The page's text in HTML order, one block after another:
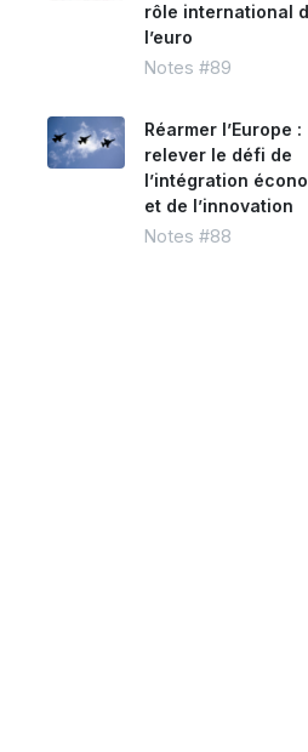
rôle international
l’euro
Notes #89
Réarmer l’Europe :
relever le défi de
l’intégration
et de l’innovation
Notes #88